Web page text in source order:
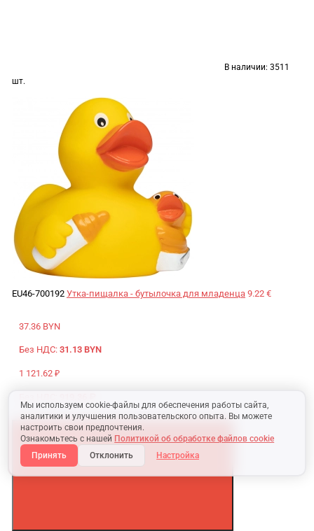
Мы используем cookie-файлы для обеспечения работы сайта,
аналитики и улучшения пользовательского опыта. Вы можете
настроить свои предпочтения.
Ознакомьтесь с нашей Политикой об обработке файлов cookie
Принять
Отклонить Настройка
В наличии: 3511
шт.
EU46-700192 Утка-пищалка - бутылочка для младенца 9.22 €
37.36 BYN
Без НДС: 31.13 BYN
1 121.62 ₽